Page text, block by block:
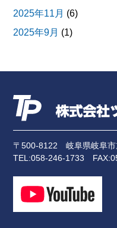
2025年11月 (6)
2025年9月 (1)
2025年7月(1)
2025年4月(2)
2024年10月
(1)
2024年7月
(3)
2024年5月(1)
〒500-8122岐阜県岐阜
TEL:058-246-1733